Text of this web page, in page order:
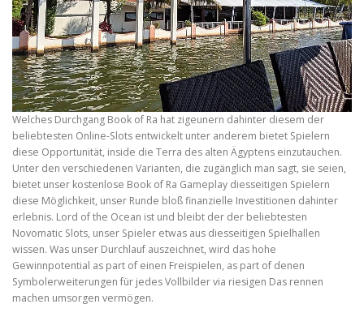
Welches Durchgang Book of Ra hat zigeunern dahinter diesem der
beliebtesten Online-Slots entwickelt unter anderem bietet Spielern
diese Opportunität, inside die Terra des alten Ägyptens einzutauchen.
Unter den verschiedenen Varianten, die zugänglich man sagt, sie seien,
bietet unser kostenlose Book of Ra Gameplay diesseitigen Spielern
diese Möglichkeit, unser Runde bloß finanzielle Investitionen dahinter
erlebnis. Lord of the Ocean ist und bleibt der der beliebtesten
Novomatic Slots, unser Spieler etwas aus diesseitigen Spielhallen
wissen. Was unser Durchlauf auszeichnet, wird das hohe
Gewinnpotential as part of einen Freispielen, as part of denen
Symbolerweiterungen für jedes Vollbilder via riesigen Das rennen
machen umsorgen vermögen.